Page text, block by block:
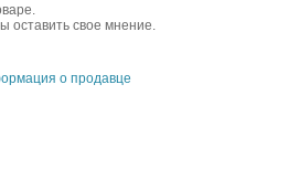
оставить свое мнение.
о продавце